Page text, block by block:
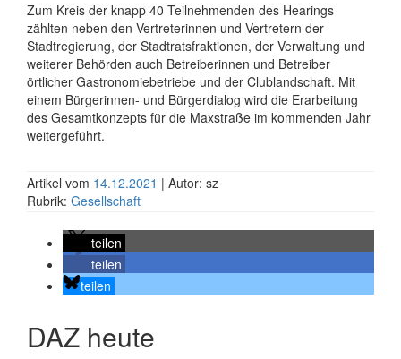
Zum Kreis der knapp 40 Teilnehmenden des Hearings
zählten neben den Vertreterinnen und Vertretern der
Stadtregierung, der Stadtratsfraktionen, der Verwaltung und
weiterer Behörden auch Betreiberinnen und Betreiber
örtlicher Gastronomiebetriebe und der Clublandschaft. Mit
einem Bürgerinnen- und Bürgerdialog wird die Erarbeitung
des Gesamtkonzepts für die Maxstraße im kommenden Jahr
weitergeführt.
Artikel vom 14.12.2021 | Autor: sz
Rubrik: Gesellschaft
teilen
teilen
teilen
DAZ heute